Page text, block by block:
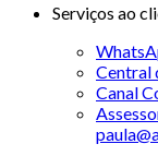
Serviços ao
Central
Canal